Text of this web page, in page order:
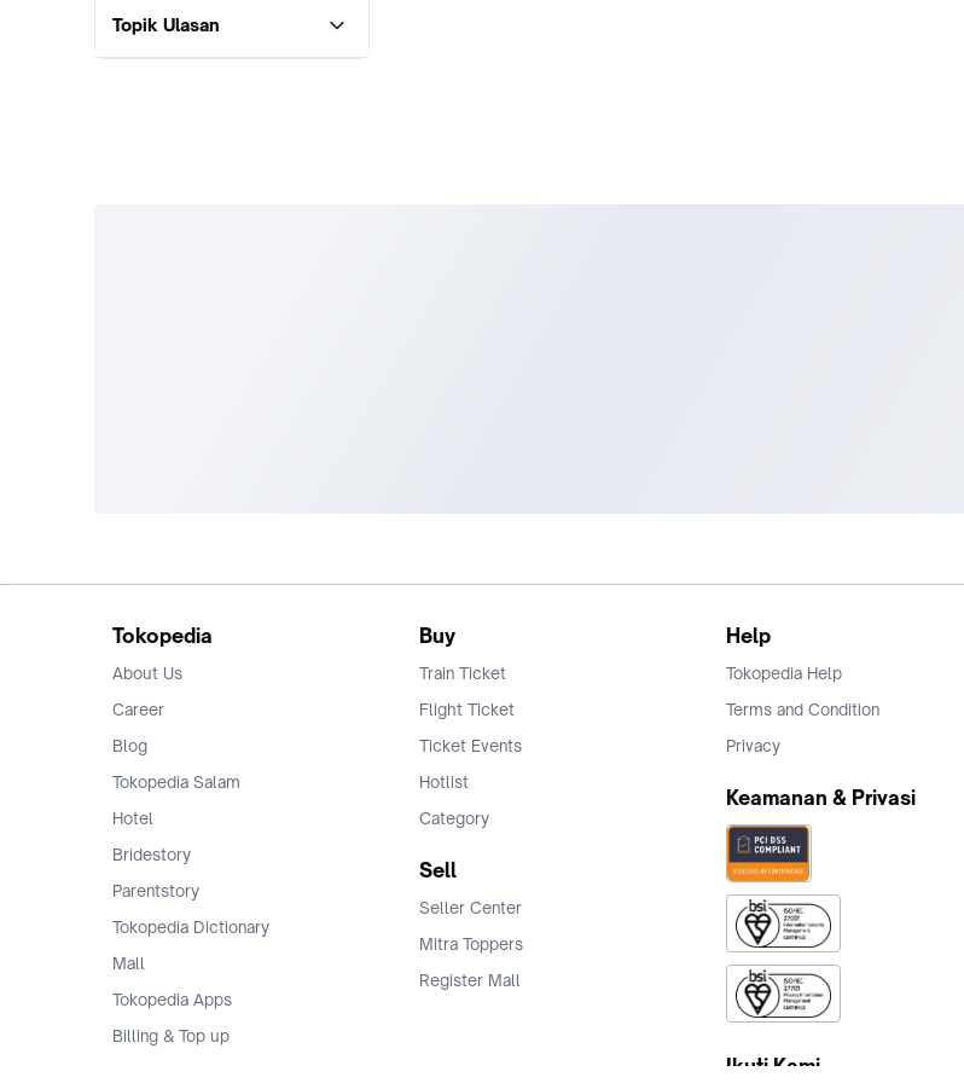
Topik Ulasan
Tokopedia
About Us
Career
Blog
Tokopedia Salam
Hotel
Bridestory
Parentstory
Tokopedia Dictionary
Mall
Tokopedia Apps
Billing & Top up
Buy
Train Ticket
Flight Ticket
Ticket Events
Hotlist
Category
Sell
Seller Center
Mitra Toppers
Register Mall
Help
Tokopedia Help
Terms and Condition
Privacy
Keamanan & Privasi
Ikuti Kami